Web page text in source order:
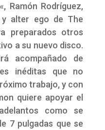
«, Ramón Rodríguez,
alter ego de The
preparados otros
a su nuevo disco.
acompañado de
inéditas que no
trabajo, y con
quiere apoyar el
como se
7 pulgadas que se